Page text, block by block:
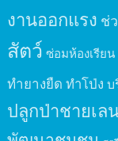
งานออกแรง ช่
สัตว์ ซ่อมห้องเรียน
ทำยางยืด ทำโป่ง บ
ปลูกป่าชายเล